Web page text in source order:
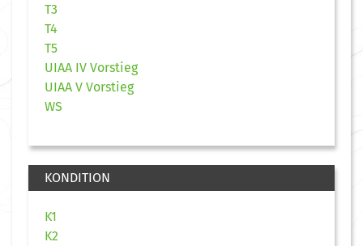
T3
T4
T5
UIAA IV Vorstieg
UIAA V Vorstieg
WS
KONDITION
K1
K2